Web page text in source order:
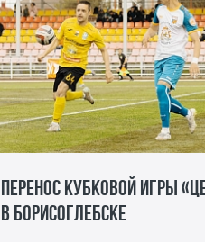
Перенос кубковой игры
в Борисоглебске